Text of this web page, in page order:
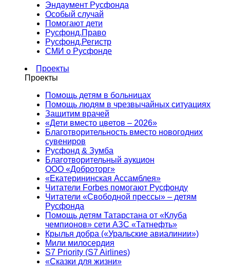
Эндаумент Русфонда
Особый случай
Помогают дети
Русфонд.Право
Русфонд.Регистр
СМИ о Русфонде
Проекты
Проекты
Помощь детям в больницах
Помощь людям в чрезвычайных ситуациях
Защитим врачей
«Дети вместо цветов – 2026»
Благотворительность вместо новогодних
сувениров
Русфонд & Зумба
Благотворительный аукцион
ООО «Доброторг»
«Екатерининская Ассамблея»
Читатели Forbes помогают Русфонду
Читатели «Свободной прессы» – детям
Русфонда
Помощь детям Татарстана от «Клуба
чемпионов» сети АЗС «Татнефть»
Крылья добра («Уральские авиалинии»)
Мили милосердия
S7 Priority (S7 Airlines)
«Сказки для жизни»